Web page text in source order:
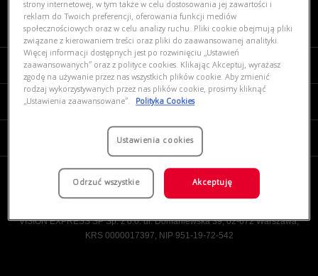
O NAS
MOJE VISION EXPRESS
PRODUKTY I USŁUGI
VISION EXPRESS SP Sp. z o.o. ul. Domaniewska 39, 02-672 Warszawa,
KRS 0000017397, NIP 951-19-72-542
strony internetowej, w tym także w celu dostosowania jej zawartości i
reklam do Twoich preferencji, oferowania funkcji mediów
społecznościowych oraz w celu analizy ruchu. Pliki cookie obejmują pliki
związane z kierowaniem treści oraz pliki do zaawansowanej analityki.
Więcej informacji dostępnych jest po rozwinięciu „Ustawień
zaawansowanych” oraz z polityce cookies. Klikając Akceptuj, wyrażasz
zgodę na używanie przez nas wszystkich plików cookie. Aby zmienić
rodzaj wykorzystywanych przez nas plików cookie, prosimy kliknąć
„Ustawienia zaawansowane”.
Polityka Cookies
Ustawienia cookies
Odrzuć wszystkie Akceptuję